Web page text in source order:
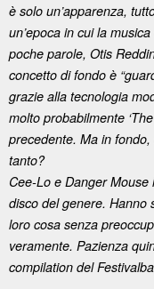
è solo un’apparenza,
un’epoca in cui la
poche parole, Otis
concetto di fondo è
grazie alla tecnologia
molto probabilmente
precedente. Ma in
tanto?
Cee-Lo e Danger
disco del genere. Hanno
loro cosa senza
veramente. Pazienza
compilation del